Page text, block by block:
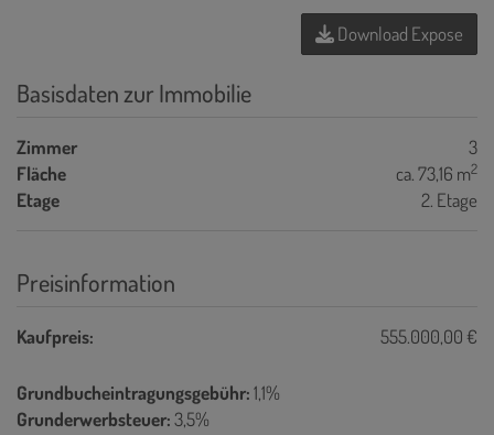
Download Expose
Basisdaten zur Immobilie
Zimmer
3
Fläche
ca. 73,16 m2
Etage 2. Etage
Preisinformation
Kaufpreis: 555.000,00 €
Grundbucheintragungsgebühr:1,1%
Grunderwerbsteuer:3,5%